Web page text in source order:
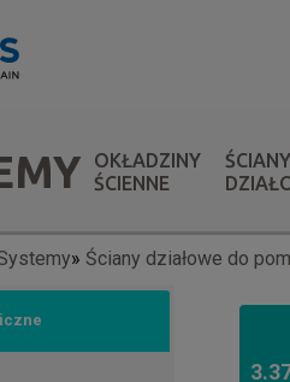
OKŁADZINY
ŚCIENNE
ŚCIANY
Ściany działowe do